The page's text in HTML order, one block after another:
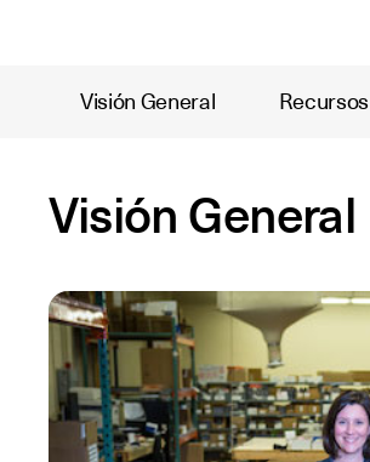
Visión General Recursos
Visión General